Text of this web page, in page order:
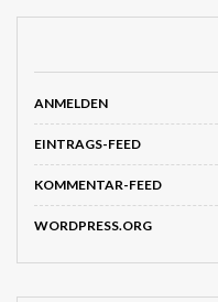
ANMELDEN
EINTRAGS-FEED
KOMMENTAR-FEED
WORDPRESS.ORG